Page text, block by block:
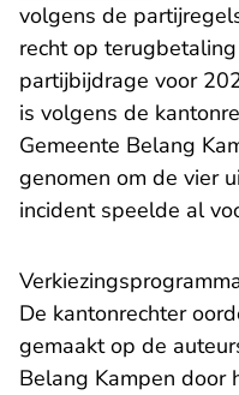
volgens de
recht op
partijbijdrage voor
is volgens de
Gemeente Belang
genomen om de vier
incident speelde al
De kantonrechter
gemaakt op de
Belang Kampen door